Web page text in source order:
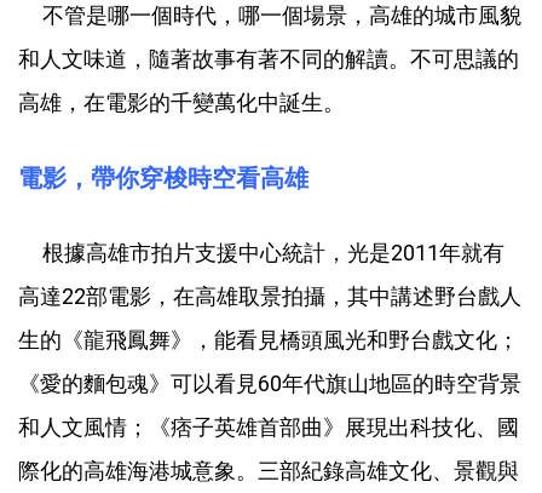
不管是哪一個時代，哪一個場景，高雄的城市風貌
和人文味道，隨著故事有著不同的解讀。不可思議的
高雄，在電影的千變萬化中誕生。
電影，帶你穿梭時空看高雄
根據高雄市拍片支援中心統計，光是2011年就有
高達22部電影，在高雄取景拍攝，其中講述野台戲人
生的《龍飛鳳舞》，能看見橋頭風光和野台戲文化；
《愛的麵包魂》可以看見60年代旗山地區的時空背景
和人文風情；《痞子英雄首部曲》展現出科技化、國
際化的高雄海港城意象。三部紀錄高雄文化、景觀與